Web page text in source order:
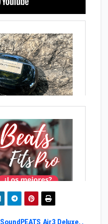
SoundPEATS Air3 Deluxe